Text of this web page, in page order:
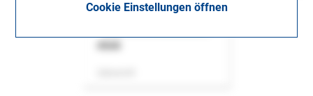
Cookie Einstellungen öffnen